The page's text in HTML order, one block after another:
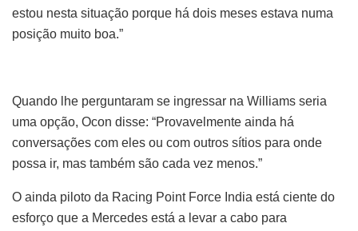
estou nesta situação porque há dois meses estava numa
posição muito boa.”
Quando lhe perguntaram se ingressar na Williams seria
uma opção, Ocon disse: “Provavelmente ainda há
conversações com eles ou com outros sítios para onde
possa ir, mas também são cada vez menos.”
O ainda piloto da Racing Point Force India está ciente do
esforço que a Mercedes está a levar a cabo para